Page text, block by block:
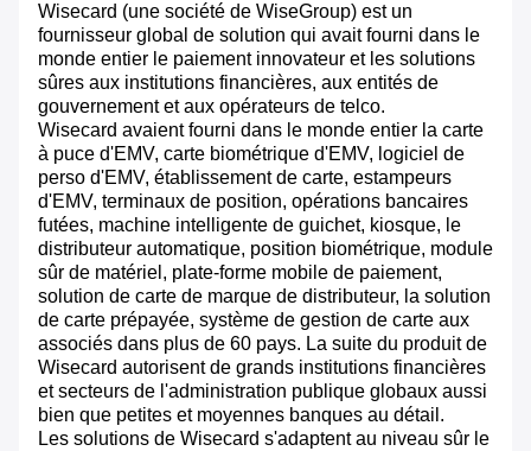
Wisecard (une société de WiseGroup) est un
fournisseur global de solution qui avait fourni dans le
monde entier le paiement innovateur et les solutions
sûres aux institutions financières, aux entités de
gouvernement et aux opérateurs de telco.
Wisecard avaient fourni dans le monde entier la carte
à puce d'EMV, carte biométrique d'EMV, logiciel de
perso d'EMV, établissement de carte, estampeurs
d'EMV, terminaux de position, opérations bancaires
futées, machine intelligente de guichet, kiosque, le
distributeur automatique, position biométrique, module
sûr de matériel, plate-forme mobile de paiement,
solution de carte de marque de distributeur, la solution
de carte prépayée, système de gestion de carte aux
associés dans plus de 60 pays. La suite du produit de
Wisecard autorisent de grands institutions financières
et secteurs de l'administration publique globaux aussi
bien que petites et moyennes banques au détail.
Les solutions de Wisecard s'adaptent au niveau sûr le